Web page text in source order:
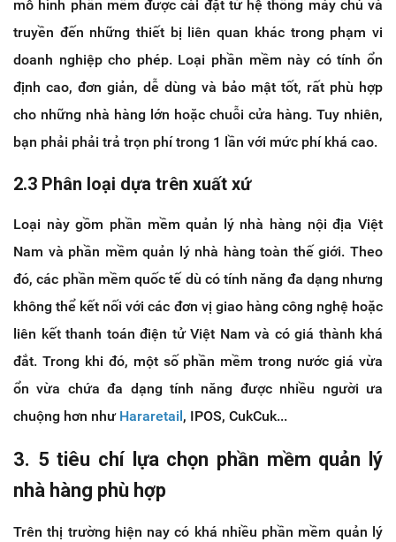
mô hình phần mềm được cài đặt từ hệ thống máy chủ và
truyền đến những thiết bị liên quan khác trong phạm vi
doanh nghiệp cho phép. Loại phần mềm này có tính ổn
định cao, đơn giản, dễ dùng và bảo mật tốt, rất phù hợp
cho những nhà hàng lớn hoặc chuỗi cửa hàng. Tuy nhiên,
bạn phải phải trả trọn phí trong 1 lần với mức phí khá cao.
2.3 Phân loại dựa trên xuất xứ
Loại này gồm phần mềm quản lý nhà hàng nội địa Việt
Nam và phần mềm quản lý nhà hàng toàn thế giới. Theo
đó, các phần mềm quốc tế dù có tính năng đa dạng nhưng
không thể kết nối với các đơn vị giao hàng công nghệ hoặc
liên kết thanh toán điện tử Việt Nam và có giá thành khá
đắt. Trong khi đó, một số phần mềm trong nước giá vừa
ổn vừa chứa đa dạng tính năng được nhiều người ưa
chuộng hơn như Hararetail, IPOS, CukCuk...
3. 5 tiêu chí lựa chọn phần mềm quản lý
nhà hàng phù hợp
Trên thị trường hiện nay có khá nhiều phần mềm quản lý